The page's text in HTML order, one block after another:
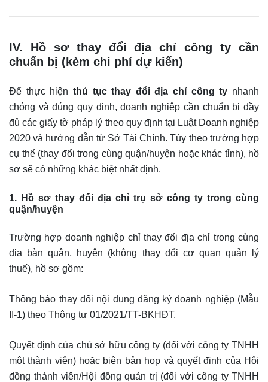
IV. Hồ sơ thay đổi địa chỉ công ty cần
chuẩn bị (kèm chi phí dự kiến)
Để thực hiện thủ tục thay đổi địa chỉ công ty nhanh
chóng và đúng quy định, doanh nghiệp cần chuẩn bị đầy
đủ các giấy tờ pháp lý theo quy định tại Luật Doanh nghiệp
2020 và hướng dẫn từ Sở Tài Chính. Tùy theo trường hợp
cụ thể (thay đổi trong cùng quận/huyện hoặc khác tỉnh), hồ
sơ sẽ có những khác biệt nhất định.
1. Hồ sơ thay đổi địa chỉ trụ sở công ty trong cùng
quận/huyện
Trường hợp doanh nghiệp chỉ thay đổi địa chỉ trong cùng
địa bàn quận, huyện (không thay đổi cơ quan quản lý
thuế), hồ sơ gồm:
Thông báo thay đổi nội dung đăng ký doanh nghiệp (Mẫu
II-1) theo Thông tư 01/2021/TT-BKHĐT.
Quyết định của chủ sở hữu công ty (đối với công ty TNHH
một thành viên) hoặc biên bản họp và quyết định của Hội
đồng thành viên/Hội đồng quản trị (đối với công ty TNHH